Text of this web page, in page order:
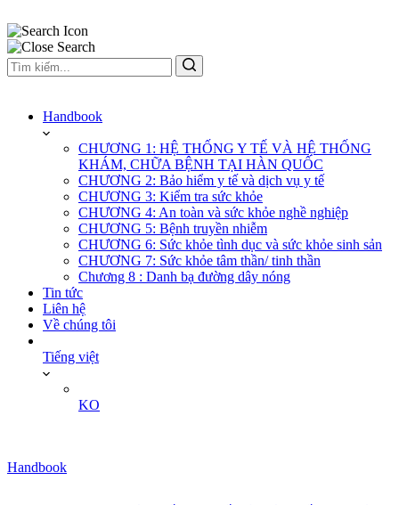
Handbook
CHƯƠNG 1: HỆ THỐNG Y TẾ VÀ HỆ THỐNG
KHÁM, CHỮA BỆNH TẠI HÀN QUỐC
CHƯƠNG 2: Bảo hiểm y tế và dịch vụ y tế
CHƯƠNG 3: Kiểm tra sức khỏe
CHƯƠNG 4: An toàn và sức khỏe nghề nghiệp
CHƯƠNG 5: Bệnh truyền nhiễm
CHƯƠNG 6: Sức khỏe tình dục và sức khỏe sinh sản
CHƯƠNG 7: Sức khỏe tâm thần/ tinh thần
Chương 8 : Danh bạ đường dây nóng
Tin tức
Liên hệ
Về chúng tôi
Tiếng việt
KO
Handbook